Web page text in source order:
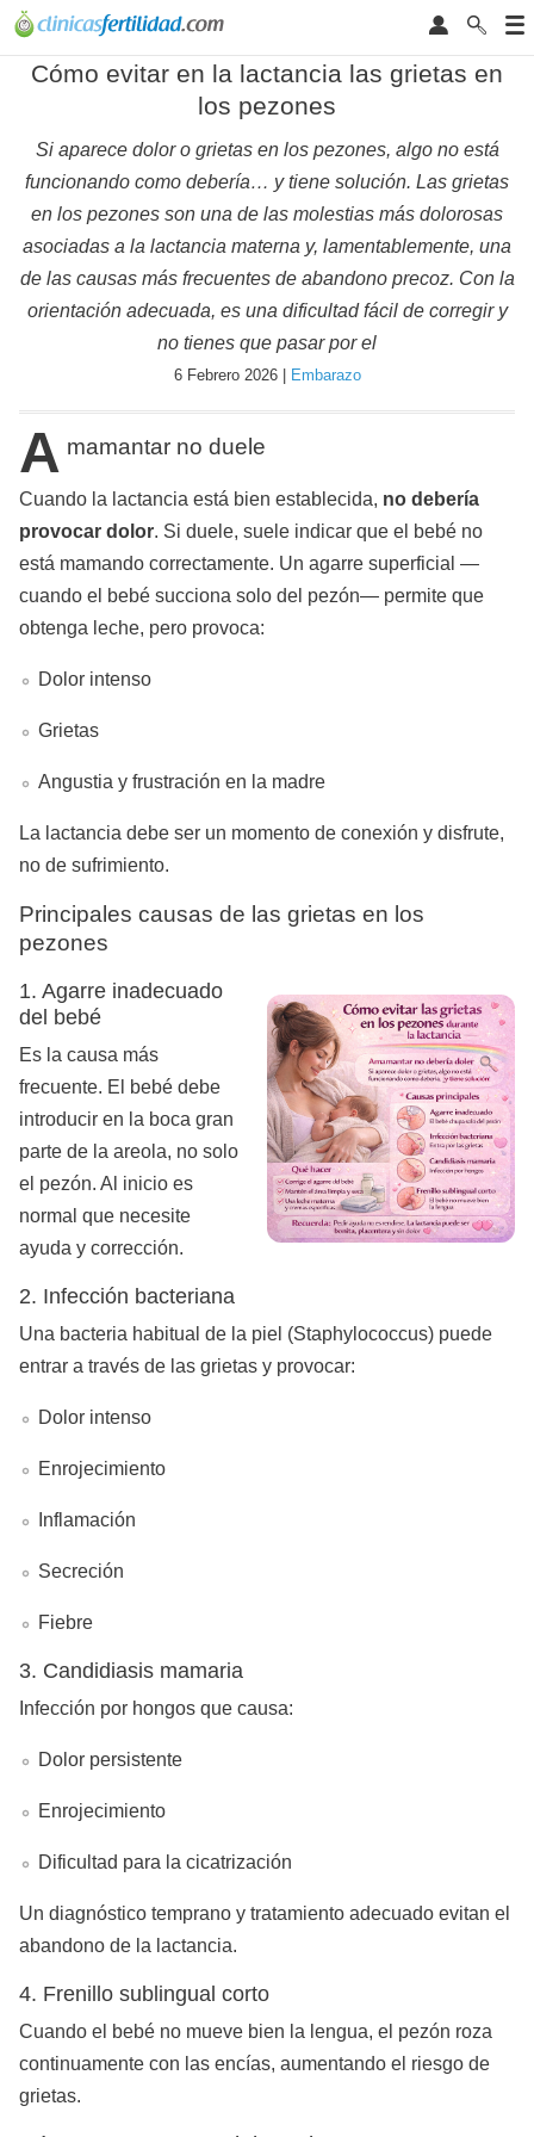
Cómo evitar en la lactancia las grietas en
los pezones
Si aparece dolor o grietas en los pezones, algo no está
funcionando como debería… y tiene solución. Las grietas
en los pezones son una de las molestias más dolorosas
asociadas a la lactancia materna y, lamentablemente, una
de las causas más frecuentes de abandono precoz. Con la
orientación adecuada, es una dificultad fácil de corregir y
no tienes que pasar por el
6 Febrero 2026 | Embarazo
A mamantar no duele
Cuando la lactancia está bien establecida, no debería
provocar dolor. Si duele, suele indicar que el bebé no
está mamando correctamente. Un agarre superficial —
cuando el bebé succiona solo del pezón— permite que
obtenga leche, pero provoca:
Dolor intenso
Grietas
Angustia y frustración en la madre
La lactancia debe ser un momento de conexión y disfrute,
no de sufrimiento.
Principales causas de las grietas en los
pezones
1. Agarre inadecuado
del bebé
Es la causa más
frecuente. El bebé debe
introducir en la boca gran
parte de la areola, no solo
el pezón. Al inicio es
normal que necesite
ayuda y corrección.
2. Infección bacteriana
Una bacteria habitual de la piel (Staphylococcus) puede
entrar a través de las grietas y provocar:
Dolor intenso
Enrojecimiento
Inflamación
Secreción
Fiebre
3. Candidiasis mamaria
Infección por hongos que causa:
Dolor persistente
Enrojecimiento
Dificultad para la cicatrización
Un diagnóstico temprano y tratamiento adecuado evitan el
abandono de la lactancia.
4. Frenillo sublingual corto
Cuando el bebé no mueve bien la lengua, el pezón roza
continuamente con las encías, aumentando el riesgo de
grietas.